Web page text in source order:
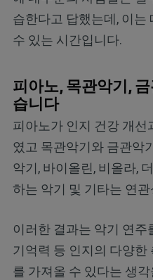
습한다고 답했는데, 이
수 있는 시간입니다.
피아노, 목관악기,
습니다
피아노가 인지 건강 개선
였고 목관악기와 금관악
악기, 바이올린, 비올라,
하는 악기 및 기타는 연
이러한 결과는 악기 연
기억력 등 인지의 다양
를 가져올 수 있다는 생